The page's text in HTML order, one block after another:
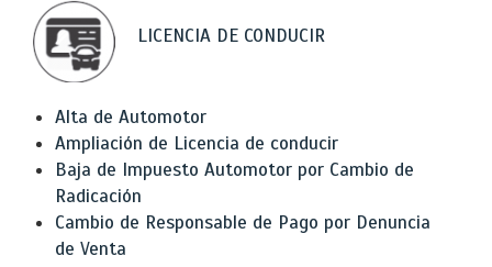
LICENCIA DE CONDUCIR
Alta de Automotor
Ampliación de Licencia de conducir
Baja de Impuesto Automotor por Cambio de
Radicación
Cambio de Responsable de Pago por Denuncia
de Venta